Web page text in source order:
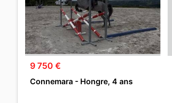
9 750 €
Connemara - Hongre, 4 ans